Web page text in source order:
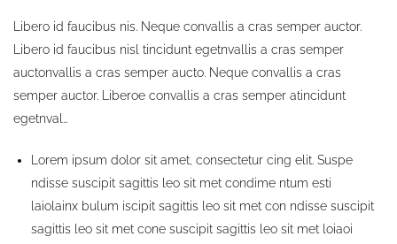
Libero id faucibus nis. Neque convallis a cras semper auctor.
Libero id faucibus nisl tincidunt egetnvallis a cras semper
auctonvallis a cras semper aucto. Neque convallis a cras
semper auctor. Liberoe convallis a cras semper atincidunt
egetnval…
Lorem ipsum dolor sit amet, consectetur cing elit. Suspe
ndisse suscipit sagittis leo sit met condime ntum esti
laiolainx bulum iscipit sagittis leo sit met con ndisse suscipit
sagittis leo sit met cone suscipit sagittis leo sit met loiaoi